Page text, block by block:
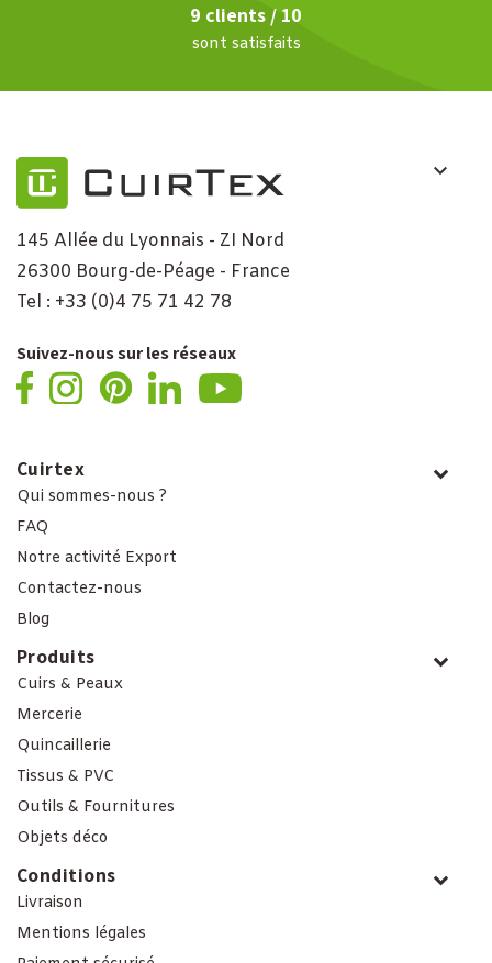
9 clients / 10
sont satisfaits
145 Allée du Lyonnais - ZI Nord
26300 Bourg-de-Péage - France
Tel : +33 (0)4 75 71 42 78
Suivez-nous sur les réseaux
Cuirtex
Qui sommes-nous ?
FAQ
Notre activité Export
Contactez-nous
Blog
Produits
Cuirs & Peaux
Mercerie
Quincaillerie
Tissus & PVC
Outils & Fournitures
Objets déco
Conditions
Livraison
Mentions légales